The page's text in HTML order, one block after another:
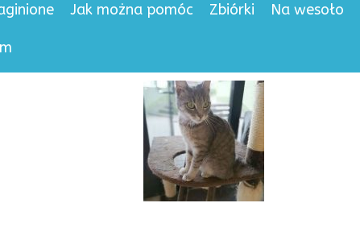
Jak można pomóc Zbiórki Na wesoło